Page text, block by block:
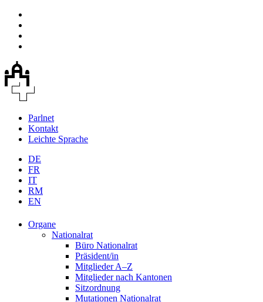
Parlnet
Kontakt
Leichte Sprache
DE
FR
IT
RM
EN
Organe
Nationalrat
Büro Nationalrat
Präsident/in
Mitglieder A–Z
Mitglieder nach Kantonen
Sitzordnung
Mutationen Nationalrat